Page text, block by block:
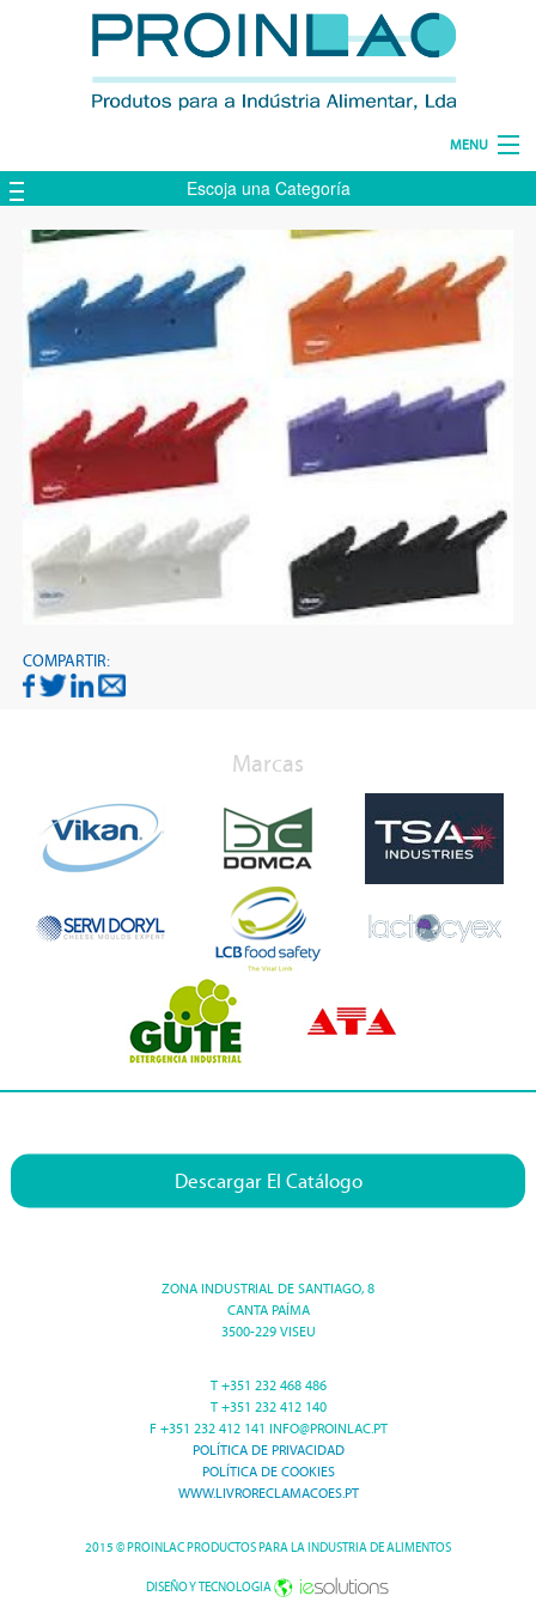
MENU
HOME
EMPRESA
PRODUCTOS
CONTACTOS
Escoja una Categoría
COMPARTIR:
Marcas
Descargar El Catálogo
ZONA INDUSTRIAL DE SANTIAGO, 8
CANTA PAÍMA
3500-229 VISEU
T +351 232 468 486
T +351 232 412 140
F +351 232 412 141 INFO@PROINLAC.PT
POLÍTICA DE PRIVACIDAD
POLÍTICA DE COOKIES
WWW.LIVRORECLAMACOES.PT
2015 © PROINLAC PRODUCTOS PARA LA INDUSTRIA DE ALIMENTOS
DISEÑO Y TECNOLOGIA